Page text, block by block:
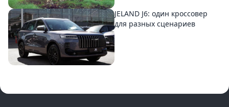
JELAND J6: один кроссовер
для разных сценариев